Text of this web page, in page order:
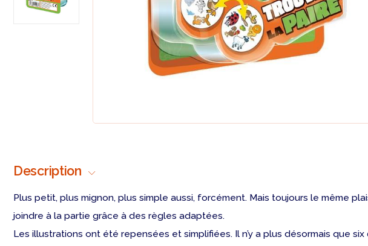
Description
Plus petit, plus mignon, plus simple aussi, forcément. Mais toujours le même
joindre à la partie grâce à des règles adaptées.
Les illustrations ont été repensées et simplifiées. Il n’y a plus désormais que